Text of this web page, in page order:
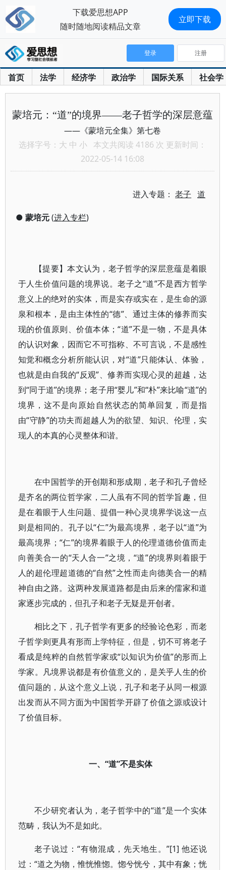
首页 法学 经济学 政治学 国际关系 社会学
登录 注册
蒙培元：“道”的境界——老子哲学的深层意蕴
——《蒙培元全集》第七卷
选择字号： 大 中 小 本文共阅读 4186 次 更新时间：
2022-05-14 16:08
进入专题：老子 道
● 蒙培元(进入专栏)
【提要】本文认为，老子哲学的深层意蕴是着眼
于人生价值问题的境界说。老子之“道”不是西方哲学
意义上的绝对的实体，而是实存或实在，是生命的源
泉和根本，是由主体性的“德”、通过主体的修养而实
现的价值原则、价值本体；“道”不是一物，不是具体
的认识对象，因而它不可指称、不可言说，不是感性
知觉和概念分析所能认识，对“道”只能体认、体验，
也就是由自我的“反观”、修养而实现心灵的超越，达
到“同于道”的境界；老子用“婴儿”和“朴”来比喻“道”的
境界，这不是向原始自然状态的简单回复，而是指
由“守静”的功夫而超越人为的欲望、知识、伦理，实
现人的本真的心灵整体和谐。
在中国哲学的开创期和形成期，老子和孔子曾经
是齐名的两位哲学家，二人虽有不同的哲学旨趣，但
是在着眼于人生问题、提倡一种心灵境界学说这一点
则是相同的。孔子以“仁”为最高境界，老子以“道”为
最高境界；“仁”的境界着眼于人的伦理道德价值而走
向善美合一的“天人合一”之境，“道”的境界则着眼于
人的超伦理超道德的“自然”之性而走向德美合一的精
神自由之路。这两种发展道路都是由后来的儒家和道
家逐步完成的，但孔子和老子无疑是开创者。
相比之下，孔子哲学有更多的经验论色彩，而老
子哲学则更具有形而上学特征，但是，切不可将老子
看成是纯粹的自然哲学家或“以知识为价值”的形而上
学家。凡境界说都是有价值意义的，是关乎人生的价
值问题的，从这个意义上说，孔子和老子从同一根源
出发而从不同方面为中国哲学开辟了价值之源或设计
了价值目标。
一、“道”不是实体
不少研究者认为，老子哲学中的“道”是一个实体
范畴，我认为不是如此。
老子说过：“有物混成，先天地生。”[1] 他还说
过：“道之为物，惟恍惟惚。惚兮恍兮，其中有象；恍
下载爱思想APP
随时随地阅读精品文章
立即下载